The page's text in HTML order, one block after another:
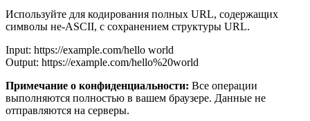
Используйте для кодирования полных URL, содержащих
символы не-ASCII, с сохранением структуры URL.
Input: https://example.com/hello world
Output: https://example.com/hello%20world
Примечание о конфиденциальности: Все операции
выполняются полностью в вашем браузере. Данные не
отправляются на серверы.